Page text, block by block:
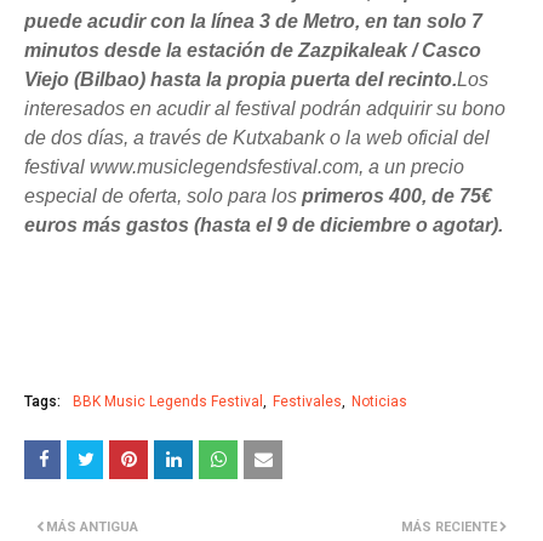
puede acudir con la línea 3 de Metro, en tan solo 7
minutos desde la estación de Zazpikaleak / Casco
Viejo (Bilbao) hasta la propia puerta del recinto.Los
interesados en acudir al festival podrán adquirir su bono
de dos días, a través de Kutxabank o la web oficial del
festival www.musiclegendsfestival.com, a un precio
especial de oferta, solo para los primeros 400, de 75€
euros más gastos (hasta el 9 de diciembre o agotar).
Tags: BBK Music Legends Festival Festivales Noticias
MÁS RECIENTE
MÁS ANTIGUA